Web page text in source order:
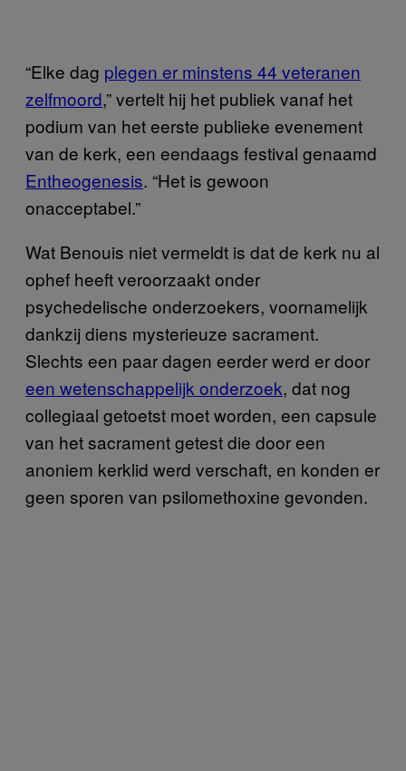
“Elke dag plegen er minstens 44 veteranen
zelfmoord,” vertelt hij het publiek vanaf het
podium van het eerste publieke evenement
van de kerk, een eendaags festival genaamd
Entheogenesis. “Het is gewoon
onacceptabel.”
Wat Benouis niet vermeldt is dat de kerk nu al
ophef heeft veroorzaakt onder
psychedelische onderzoekers, voornamelijk
dankzij diens mysterieuze sacrament.
Slechts een paar dagen eerder werd er door
een wetenschappelijk onderzoek, dat nog
collegiaal getoetst moet worden, een capsule
van het sacrament getest die door een
anoniem kerklid werd verschaft, en konden er
geen sporen van psilomethoxine gevonden.